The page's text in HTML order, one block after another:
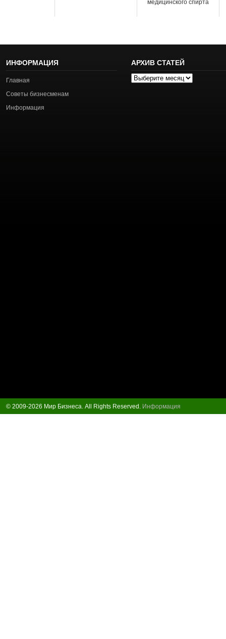
медицинского спирта
ИНФОРМАЦИЯ
Главная
Советы бизнесменам
Информация
АРХИВ СТАТЕЙ
Архив
© 2009-2026 Мир Бизнеса. All Rights Reserved. Информация